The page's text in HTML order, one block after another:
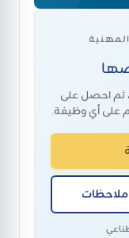
ثم احصل على
على أي وظيفة.